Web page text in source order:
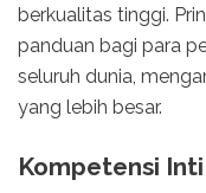
berkualitas tinggi.
panduan bagi para
seluruh dunia,
yang lebih besar.
Kompetensi